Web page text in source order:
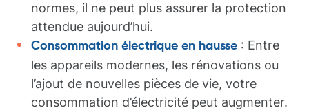
normes, il ne peut plus assurer la protection
attendue aujourd’hui.
Consommation électrique en hausse : Entre
les appareils modernes, les rénovations ou
l’ajout de nouvelles pièces de vie, votre
consommation d’électricité peut augmenter.